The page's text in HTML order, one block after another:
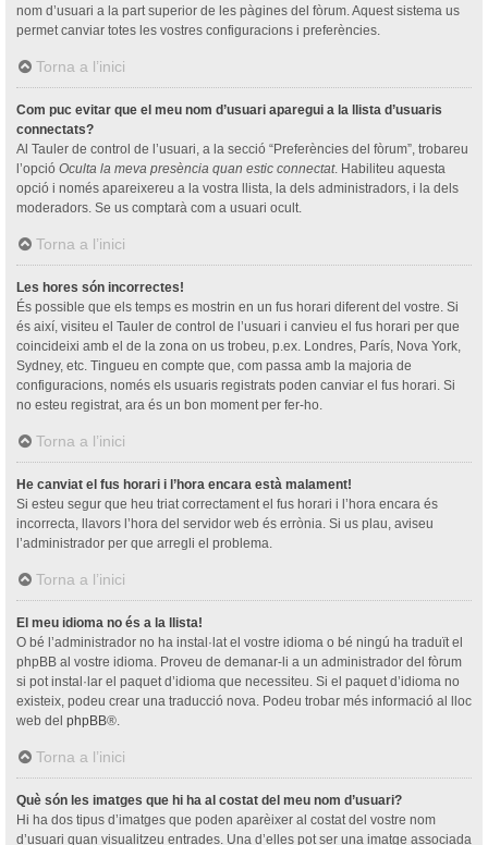
nom d’usuari a la part superior de les pàgines del fòrum. Aquest sistema us
permet canviar totes les vostres configuracions i preferències.
Torna a l’inici
Com puc evitar que el meu nom d’usuari aparegui a la llista d’usuaris
connectats?
Al Tauler de control de l’usuari, a la secció “Preferències del fòrum”, trobareu
l’opció Oculta la meva presència quan estic connectat. Habiliteu aquesta
opció i només apareixereu a la vostra llista, la dels administradors, i la dels
moderadors. Se us comptarà com a usuari ocult.
Torna a l’inici
Les hores són incorrectes!
És possible que els temps es mostrin en un fus horari diferent del vostre. Si
és així, visiteu el Tauler de control de l’usuari i canvieu el fus horari per que
coincideixi amb el de la zona on us trobeu, p.ex. Londres, París, Nova York,
Sydney, etc. Tingueu en compte que, com passa amb la majoria de
configuracions, només els usuaris registrats poden canviar el fus horari. Si
no esteu registrat, ara és un bon moment per fer-ho.
Torna a l’inici
He canviat el fus horari i l’hora encara està malament!
Si esteu segur que heu triat correctament el fus horari i l’hora encara és
incorrecta, llavors l’hora del servidor web és errònia. Si us plau, aviseu
l’administrador per que arregli el problema.
Torna a l’inici
El meu idioma no és a la llista!
O bé l’administrador no ha instal·lat el vostre idioma o bé ningú ha traduït el
phpBB al vostre idioma. Proveu de demanar-li a un administrador del fòrum
si pot instal·lar el paquet d’idioma que necessiteu. Si el paquet d’idioma no
existeix, podeu crear una traducció nova. Podeu trobar més informació al lloc
web del phpBB®.
Torna a l’inici
Què són les imatges que hi ha al costat del meu nom d’usuari?
Hi ha dos tipus d’imatges que poden aparèixer al costat del vostre nom
d’usuari quan visualitzeu entrades. Una d’elles pot ser una imatge associada